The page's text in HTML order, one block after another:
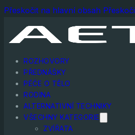
Přeskočit na hlavní obsah
ROZHOVORY
PŘEDNÁŠKY
PÉČE O TĚLO
RODINA
ALTERNATIVNÍ TECHNIKY
VŠECHNY KATEGORIE
ZVÍŘATA